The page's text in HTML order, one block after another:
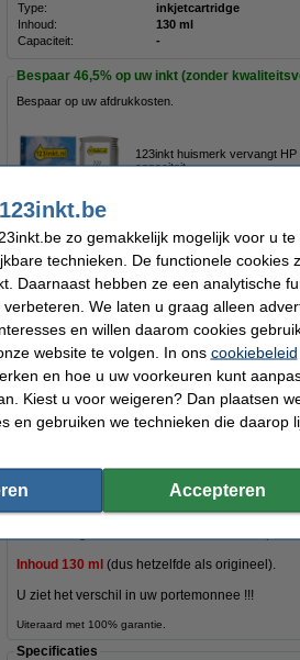
Type:
inkjetcartridge
Inhoud:
130 ml
Capaciteit:
-
Bespaar 46,5% op uw inkt (zonder
Bespaar op uw afdrukkosten.
123inkt huismerk vervangt
capaciteit
Tip
Wij adviseren u om i.p.v. deze cartridge het
€ 92,50
(B3P20A) inktcartridge magenta hoge
Omschrijving
Bespaar
op uw inkt (zonder
Met de magenta cartridge van het 123inkt
Inhoud 130 ml (dus hetzelfde als origineel).
U ziet het verschil in uw portemonnee !!!
Uiteraard met 100% garantie.
Specificaties
zo gemakkelijk mogelijk voor u
technieken. De functionele cookies
Daarnaast hebben ze een analytische
We laten u graag alleen
en willen daarom cookies
website te volgen. In ons cookiebeleid
en hoe u uw voorkeuren kunt
Kiest u voor weigeren? Dan plaatsen
en gebruiken we technieken die daarop
Accepteren